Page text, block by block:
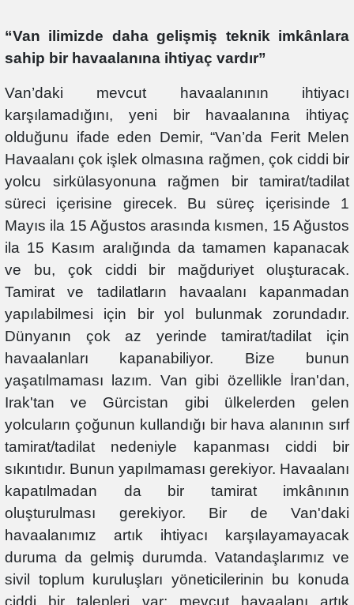
“Van ilimizde daha gelişmiş teknik imkânlara
sahip bir havaalanına ihtiyaç vardır”
Van’daki mevcut havaalanının ihtiyacı
karşılamadığını, yeni bir havaalanına ihtiyaç
olduğunu ifade eden Demir, “Van’da Ferit Melen
Havaalanı çok işlek olmasına rağmen, çok ciddi bir
yolcu sirkülasyonuna rağmen bir tamirat/tadilat
süreci içerisine girecek. Bu süreç içerisinde 1
Mayıs ila 15 Ağustos arasında kısmen, 15 Ağustos
ila 15 Kasım aralığında da tamamen kapanacak
ve bu, çok ciddi bir mağduriyet oluşturacak.
Tamirat ve tadilatların havaalanı kapanmadan
yapılabilmesi için bir yol bulunmak zorundadır.
Dünyanın çok az yerinde tamirat/tadilat için
havaalanları kapanabiliyor. Bize bunun
yaşatılmaması lazım. Van gibi özellikle İran'dan,
Irak'tan ve Gürcistan gibi ülkelerden gelen
yolcuların çoğunun kullandığı bir hava alanının sırf
tamirat/tadilat nedeniyle kapanması ciddi bir
sıkıntıdır. Bunun yapılmaması gerekiyor. Havaalanı
kapatılmadan da bir tamirat imkânının
oluşturulması gerekiyor. Bir de Van'daki
havaalanımız artık ihtiyacı karşılayamayacak
duruma da gelmiş durumda. Vatandaşlarımız ve
sivil toplum kuruluşları yöneticilerinin bu konuda
ciddi bir talepleri var; mevcut havaalanı artık